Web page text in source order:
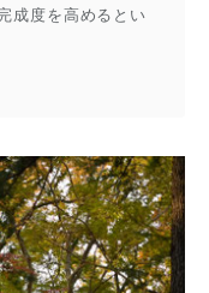
成度を高めるとい